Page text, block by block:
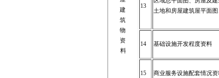
建
筑
物
资
料
13
土地和房屋建筑屋平面
14 基础设施开发程度资料
15 商业服务设施配套情况